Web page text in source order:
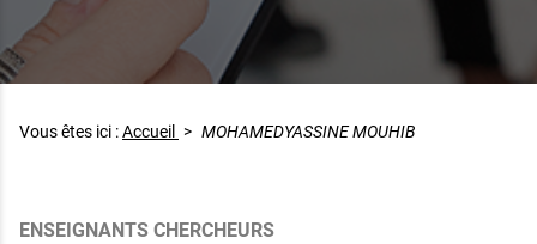
Vous êtes ici :Accueil > MOHAMEDYASSINE MOUHIB
ENSEIGNANTS CHERCHEURS